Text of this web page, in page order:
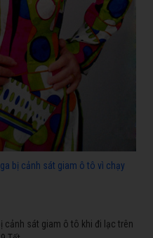
bị cảnh sát giam ô tô vì chạy
cảnh sát giam ô tô khi đi lạc trên